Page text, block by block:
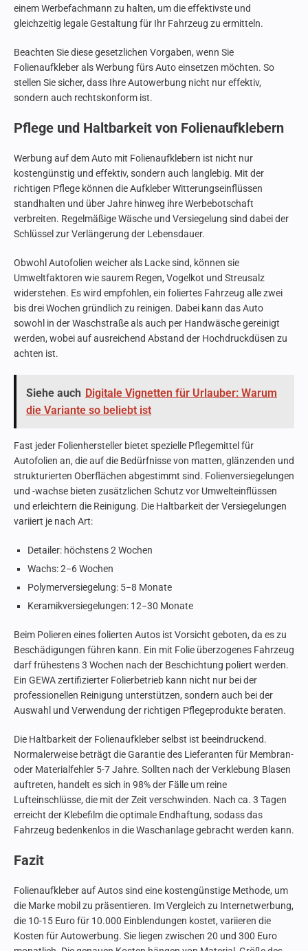
einem Werbefachmann zu halten, um die effektivste und
gleichzeitig legale Gestaltung für Ihr Fahrzeug zu ermitteln.
Beachten Sie diese gesetzlichen Vorgaben, wenn Sie
Folienaufkleber als Werbung fürs Auto einsetzen möchten. So
stellen Sie sicher, dass Ihre Autowerbung nicht nur effektiv,
sondern auch rechtskonform ist.
Pflege und Haltbarkeit von Folienaufklebern
Werbung auf dem Auto mit Folienaufklebern ist nicht nur
kostengünstig und effektiv, sondern auch langlebig. Mit der
richtigen Pflege können die Aufkleber Witterungseinflüssen
standhalten und über Jahre hinweg ihre Werbebotschaft
verbreiten. Regelmäßige Wäsche und Versiegelung sind dabei der
Schlüssel zur Verlängerung der Lebensdauer.
Obwohl Autofolien weicher als Lacke sind, können sie
Umweltfaktoren wie saurem Regen, Vogelkot und Streusalz
widerstehen. Es wird empfohlen, ein foliertes Fahrzeug alle zwei
bis drei Wochen gründlich zu reinigen. Dabei kann das Auto
sowohl in der Waschstraße als auch per Handwäsche gereinigt
werden, wobei auf ausreichend Abstand der Hochdruckdüsen zu
achten ist.
Siehe auch Digitale Vignetten für Urlauber: Warum
die Variante so beliebt ist
Fast jeder Folienhersteller bietet spezielle Pflegemittel für
Autofolien an, die auf die Bedürfnisse von matten, glänzenden und
strukturierten Oberflächen abgestimmt sind. Folienversiegelungen
und -wachse bieten zusätzlichen Schutz vor Umwelteinflüssen
und erleichtern die Reinigung. Die Haltbarkeit der Versiegelungen
variiert je nach Art:
Detailer: höchstens 2 Wochen
Wachs: 2−6 Wochen
Polymerversiegelung: 5−8 Monate
Keramikversiegelungen: 12−30 Monate
Beim Polieren eines folierten Autos ist Vorsicht geboten, da es zu
Beschädigungen führen kann. Ein mit Folie überzogenes Fahrzeug
darf frühestens 3 Wochen nach der Beschichtung poliert werden.
Ein GEWA zertifizierter Folierbetrieb kann nicht nur bei der
professionellen Reinigung unterstützen, sondern auch bei der
Auswahl und Verwendung der richtigen Pflegeprodukte beraten.
Die Haltbarkeit der Folienaufkleber selbst ist beeindruckend.
Normalerweise beträgt die Garantie des Lieferanten für Membran-
oder Materialfehler 5-7 Jahre. Sollten nach der Verklebung Blasen
auftreten, handelt es sich in 98% der Fälle um reine
Lufteinschlüsse, die mit der Zeit verschwinden. Nach ca. 3 Tagen
erreicht der Klebefilm die optimale Endhaftung, sodass das
Fahrzeug bedenkenlos in die Waschanlage gebracht werden kann.
Fazit
Folienaufkleber auf Autos sind eine kostengünstige Methode, um
die Marke mobil zu präsentieren. Im Vergleich zu Internetwerbung,
die 10-15 Euro für 10.000 Einblendungen kostet, variieren die
Kosten für Autowerbung. Sie liegen zwischen 20 und 300 Euro